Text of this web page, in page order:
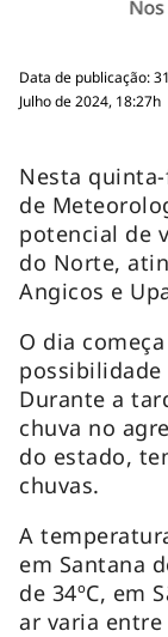
Data de publicação:
Julho de 2024, 18:27h
Nesta
de
potencial de
do Norte,
Angicos e
O dia
possibilidade
Durante a
chuva no
do estado,
chuvas.
A
em Santana
de 34ºC, em
ar varia entre